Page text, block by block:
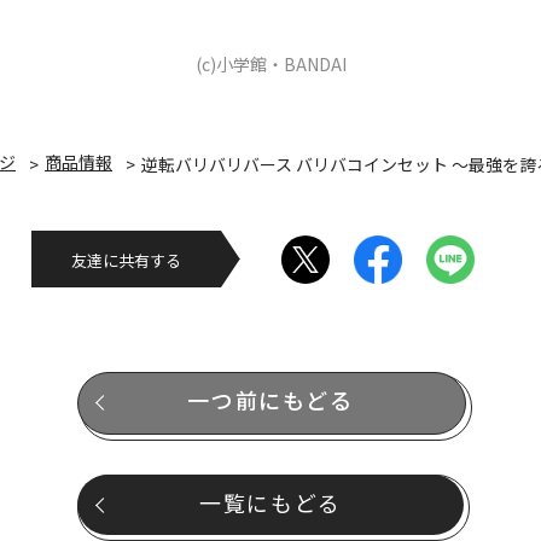
(c)小学館・BANDAI
商品情報 逆転バリバリバース バリバコインセット ～最強を
友達に共有する
一つ前にもどる
一覧にもどる